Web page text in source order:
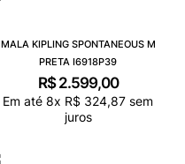
MALA KIPLING SPONTANEOUS M
PRETA I6918P39
R$ 2.599,00
Em até 8x R$ 324,87 sem
juros